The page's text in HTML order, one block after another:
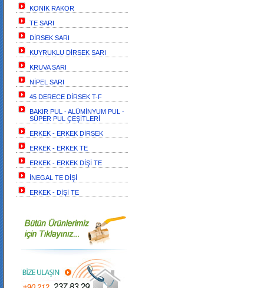
KONİK RAKOR
TE SARI
DİRSEK SARI
KUYRUKLU DİRSEK SARI
KRUVA SARI
NİPEL SARI
45 DERECE DİRSEK T-F
BAKIR PUL - ALÜMİNYUM PUL -
SÜPER PUL ÇEŞİTLERİ
ERKEK - ERKEK DİRSEK
ERKEK - ERKEK TE
ERKEK - ERKEK DİŞİ TE
İNEGAL TE DİŞİ
ERKEK - DİŞİ TE